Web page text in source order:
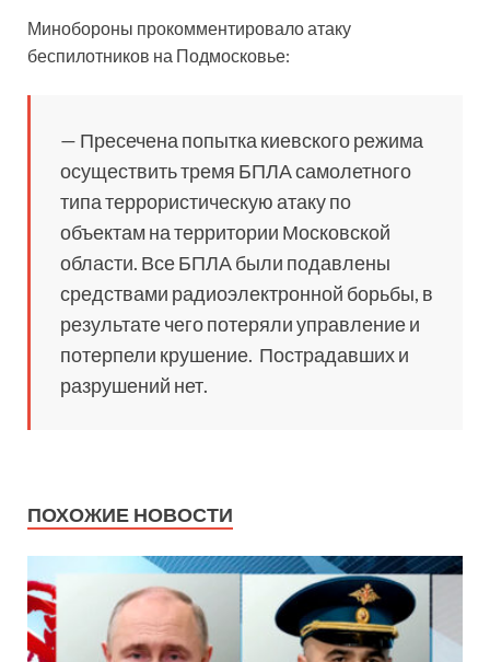
Минобороны прокомментировало атаку
беспилотников на Подмосковье:
— Пресечена попытка киевского режима
осуществить тремя БПЛА самолетного
типа террористическую атаку по
объектам на территории Московской
области. Все БПЛА были подавлены
средствами радиоэлектронной борьбы, в
результате чего потеряли управление и
потерпели крушение. Пострадавших и
разрушений нет.
ПОХОЖИЕ НОВОСТИ